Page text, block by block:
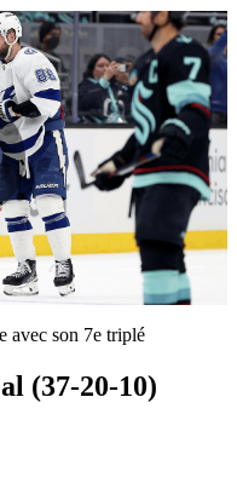
avec son 7e triplé
(37-20-10)